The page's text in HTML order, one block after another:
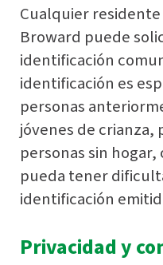
Cualquier
Broward puede
identificación
identificación es
personas
jóvenes de crianza,
personas sin
pueda tener
identificación
Privacidad y